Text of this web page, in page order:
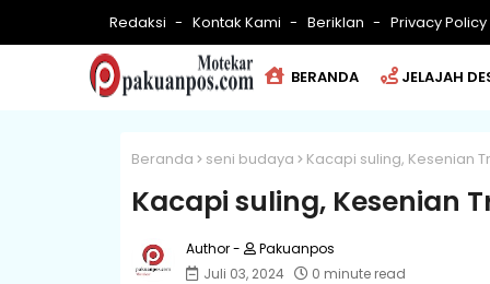
Redaksi Kontak Kami Beriklan Privacy Policy
BERANDA JELAJAH
Beranda seni budaya Kacapi suling, Kesenian
Kacapi suling, Kesenian
Pakuanpos
Juli 03, 2024
0 minute read